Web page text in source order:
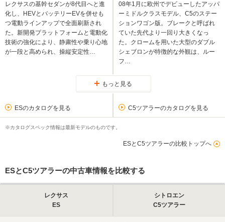
レクサスの基幹セダンが8代目へと進
化し、HEVとバッテリーEVを併せも
つ電動ラインアップで全面刷新され
た。新開発プラットフォームと電動化
技術の強化により、静粛性や乗り心地
が一段と高められ、操縦安定性…
08年1月に欧州でデビューしたアッパ
ーミドルクラスモデル、C5のステー
ションワゴン版。ブレークと呼ばれ
ていた先代より一回り大きくなっ
た。クロームを用いた大型のダブル
シェブロンが特徴的な外観は、ルー
フ…
もっと見る
ESのカタログを見る C5ツアラーのカタログを見る
※カタログスペック情報は最新モデルのものです。
ESとC5ツアラーの比較トップへ
ESとC5ツアラーの中古車情報を比較する
レクサス
ES
シトロエン
C5ツアラー